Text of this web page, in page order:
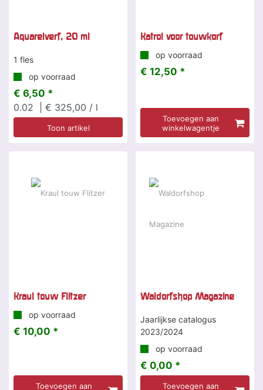
Aquarelverf, 20 ml
1 fles
op voorraad
€ 6,50 *
0.02
| € 325,00 / l
Toon artikel
Katrol voor touwkorf
op voorraad
€ 12,50 *
Toevoegen aan
winkelwagentje
Kraul touw Flitzer
op voorraad
€ 10,00 *
Toevoegen aan
Waldorfshop Magazine
Jaarlijkse catalogus
2023/2024
op voorraad
€ 0,00 *
Toevoegen aan